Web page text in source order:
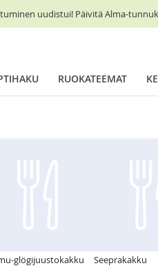
uudistui! Päivitä Alma-
RUOKATEEMAT
glögijuustokakku Seeprakakku